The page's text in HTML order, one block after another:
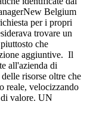
Belgium
per i propri
trovare un
che
aggiuntive. Il
all'azienda di
risorse oltre che
reale, velocizzando
valore. UN